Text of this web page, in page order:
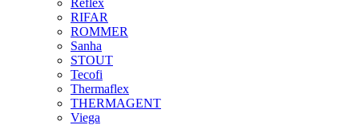
RIFAR
ROMMER
Sanha
STOUT
Tecofi
Thermaflex
THERMAGENT
Viega